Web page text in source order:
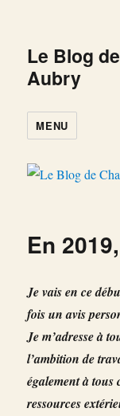
Le Blog
Aubry
MENU
En
Je vais en ce
fois un avis
Je m’adresse à
l’ambition de
également à
ressources